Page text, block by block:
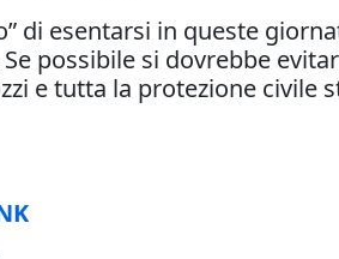
esentarsi in queste
possibile si dovrebbe
e tutta la protezione civile